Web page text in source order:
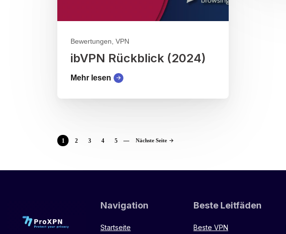
Bewertungen, VPN
ibVPN Rückblick (2024)
Mehr lesen
1 2 3 4 5 Nächste Seite
Navigation
Startseite
Beste Leitfäden
Beste VPN